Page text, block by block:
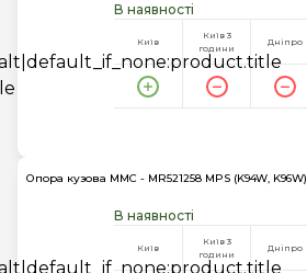
В наявності
Київ
Київ 3
години
Дніпро
Опора кузова MMC - MR521258 MPS (K94W, K96W)
В наявності
Київ
Київ 3
години
Дніпро